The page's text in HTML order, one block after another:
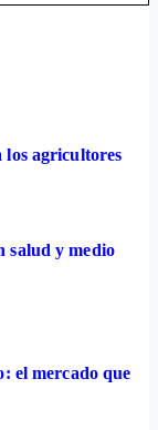
agricultores
salud y medio
el mercado que